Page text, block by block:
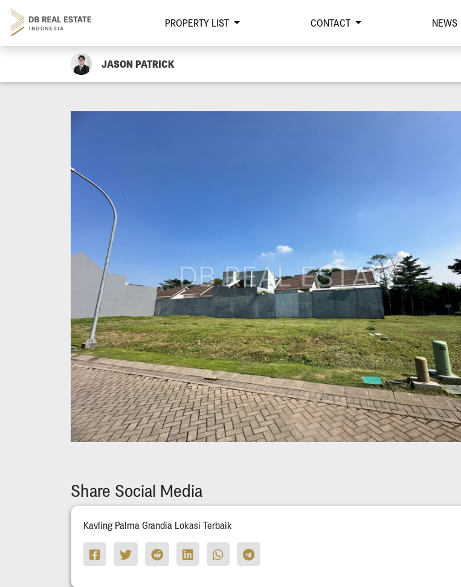
PROPERTY LIST CONTACT NEWS
JASON PATRICK
Share Social Media
Kavling Palma Grandia Lokasi Terbaik